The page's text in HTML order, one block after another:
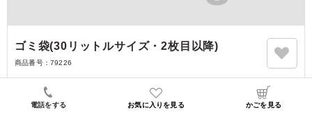
ゴミ袋(30リットルサイズ・2枚目以降)
商品番号： 79226
詳細を見る
電話をする お気に入りを見る かごを見る